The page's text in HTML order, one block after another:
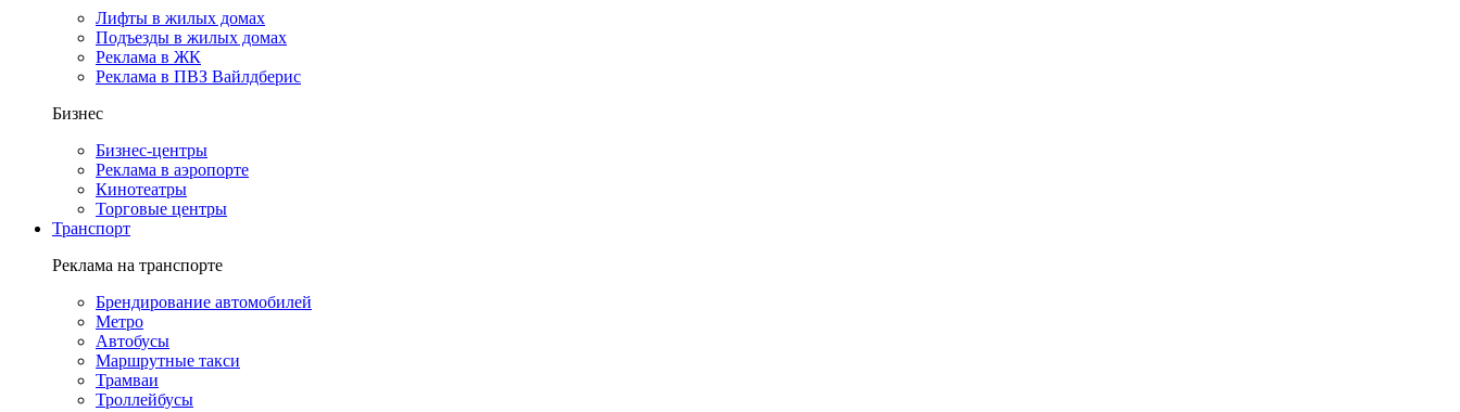
Лифты в жилых домах
Подъезды в жилых домах
Реклама в ЖК
Реклама в ПВЗ Вайлдберис
Бизнес
Бизнес-центры
Реклама в аэропорте
Кинотеатры
Торговые центры
Транспорт
Реклама на транспорте
Брендирование автомобилей
Метро
Автобусы
Маршрутные такси
Трамваи
Троллейбусы